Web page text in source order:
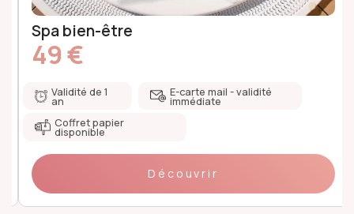
Spa bien-être
49 €
Validité de 1
an
E-carte mail - validité
immédiate
Coffret papier
disponible
Découvrir